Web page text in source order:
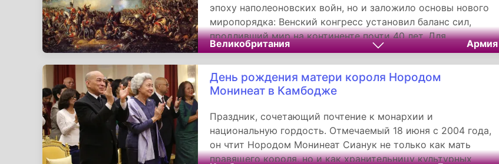
эпоху наполеоновских войн, но и заложило основы нового
миропорядка: Венский конгресс установил баланс сил,
продливший мир на континенте почти 40 лет. Для
Великобритании эта дата — символ воинской доблести и
триумфа коалиции, для всего мира — вечное напоминание,
что даже гениальные стратегии рушатся без учета
союзников, разведки и капризов погоды. Как писал герцог
подков» — урок Ватерлоо актуален и сегодня.
Великобритания Армия
День рождения матери короля Нородом
Монинеат в Камбодже
Праздник, сочетающий почтение к монархии и
национальную гордость. Отмечаемый 18 июня с 2004 года,
он чтит Нородом Монинеат Сианук не только как мать
правящего короля, но и как хранительницу культурных